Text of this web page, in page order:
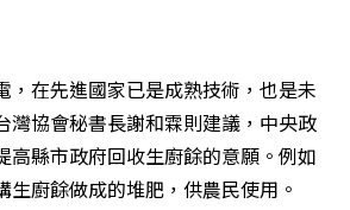
，在先進國家已是成熟技術，也是未
灣協會秘書長謝和霖則建議，中央政
高縣市政府回收生廚餘的意願。例如
生廚餘做成的堆肥，供農民使用。